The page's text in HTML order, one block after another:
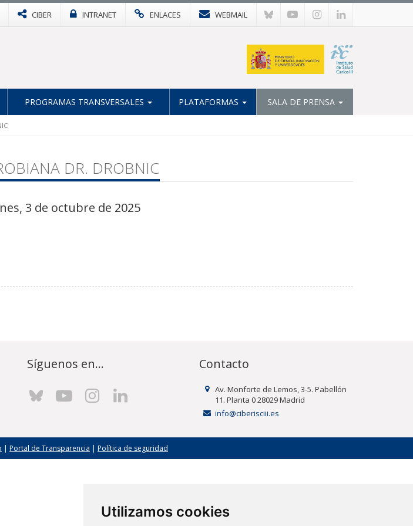
Utilizamos cookies
CIBER INTRANET ENLACES WEBMAIL
PROGRAMAS TRANSVERSALES PLATAFORMAS SALA DE PRENSA
DR. DROBNIC
3 de octubre de 2025
Síguenos en... Contacto
Av. Monforte de Lemos, 3-5. Pabellón
11. Planta 0 28029 Madrid
info@ciberisciii.es
| Portal de Transparencia | Política de seguridad